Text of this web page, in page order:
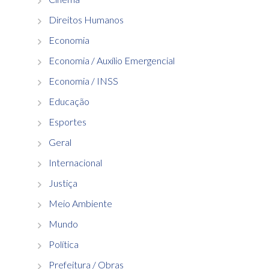
Direitos Humanos
Economia
Economia / Auxílio Emergencial
Economia / INSS
Educação
Esportes
Geral
Internacional
Justiça
Meio Ambiente
Mundo
Política
Prefeitura / Obras